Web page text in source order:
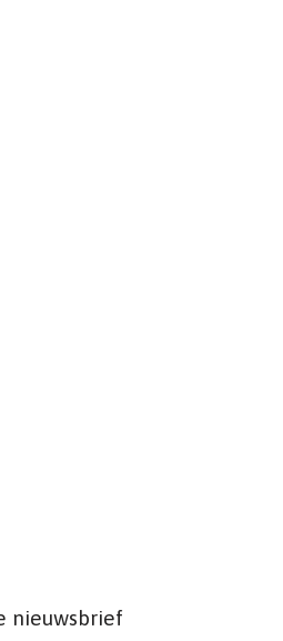
nieuwsbrief